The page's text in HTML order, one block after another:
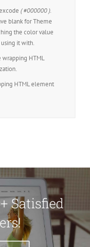
( #000000 ).
blank for Theme
the color value
it with.
wrapping HTML
HTML element
Satisfied